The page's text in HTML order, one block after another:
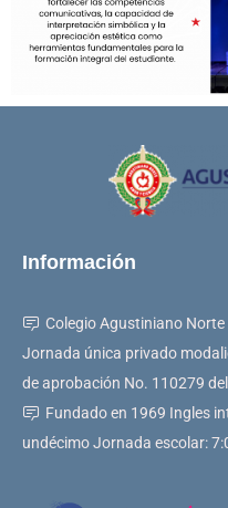
Información
Colegio Agustiniano Norte
Jornada única privado
de aprobación No. 110279
Fundado en 1969 Ingles
undécimo Jornada escolar: